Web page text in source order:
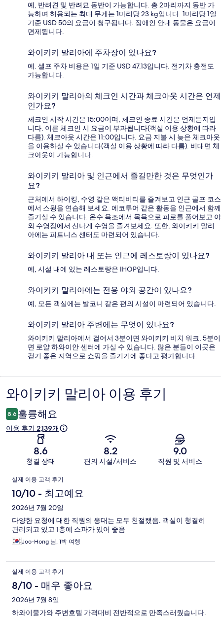
예, 반려견 및 반려묘 동반이 가능합니다. 총 2마리까지 동반 가
능하며 허용되는 최대 무게는 1마리당 23 kg입니다. 1마리당 1일
기준 USD 50의 요금이 청구됩니다. 장애인 안내 동물은 요금이
면제됩니다.
와이키키 말리아에 주차장이 있나요?
예. 셀프 주차 비용은 1일 기준 USD 47.13입니다. 전기차 충전도
가능합니다.
와이키키 말리아의 체크인 시간과 체크아웃 시간은 언제
인가요?
체크인 시작 시간은 15:00이며, 체크인 종료 시간은 언제든지입
니다. 이른 체크인 시 요금이 부과됩니다(객실 이용 상황에 따라
다름). 체크아웃 시간은 11:00입니다. 요금 지불 시 늦은 체크아웃
을 이용하실 수 있습니다(객실 이용 상황에 따라 다름). 비대면 체
크아웃이 가능합니다.
와이키키 말리아 및 인근에서 즐길만한 것은 무엇인가
요?
근처에서 하이킹, 수영 같은 액티비티를 즐겨보고 인근 골프 코스
에서 스윙을 연습해 보세요. 에코투어 같은 활동을 인근에서 함께
즐기실 수 있습니다. 온수 욕조에서 목욕으로 피로를 풀어보고 야
외 수영장에서 신나게 수영을 즐겨보세요. 또한, 와이키키 말리
아에는 피트니스 센터도 마련되어 있습니다.
와이키키 말리아 내 또는 인근에 레스토랑이 있나요?
예, 시설 내에 있는 레스토랑은 IHOP입니다.
와이키키 말리아에는 전용 야외 공간이 있나요?
예, 모든 객실에는 발코니 같은 편의 시설이 마련되어 있습니다.
와이키키 말리아 주변에는 무엇이 있나요?
와이키키 말리아에서 걸어서 3분이면 와이키키 비치 워크, 5분이
면 로얄 하와이안 센터에 가실 수 있습니다. 많은 분들이 이곳은
걷기 좋은 지역으로 쇼핑을 즐기기에 좋다고 평가합니다.
이
용
후
와이키키 말리아 이용 후기
8.6 훌륭해요
이용 후기 2,139개
8.6
청결 상태
8.2
편의 시설/서비스
9.0
직원 및 서비스
이
용
후
기
실제 이용 고객 후기
10/10 - 최고예요
2026년 7월 20일
다양한 요청에 대한 직원의 응대는 모두 친절했음. 객실이 청결히
관리되고 있고 1층에 스파가 있어 좋음
Joo-Hong 님, 1박 여행
실제 이용 고객 후기
8/10 - 매우 좋아요
2026년 7월 8일
하와이물가와 주변호텔 가격대비 전반적으로 만족스러웠습니다.